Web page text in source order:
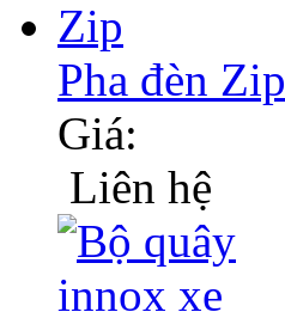
Pha đèn Zip
Giá:
Liên hệ